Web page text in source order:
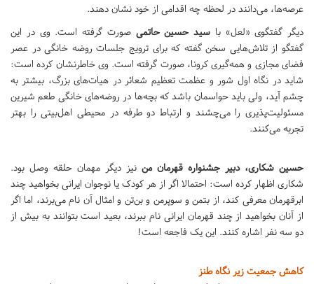
عرصه‌ها، می‌دانند در لحظه چه اقدامی از خود نشان دهند.
دیگر گفتگوی «لعل» با سید حسین حاتمیصورت گرفته است. وی در این
گفتگو از تلاش‌هایی سخن گفته که برای ترویج جلسات روضه خانگی در عصر
فضای مجازی و همه‌گیری کرونا، صورت گرفته است. وی خاطرنشان کرده است:
شاید در نگاه اول شور و عظمت تعظیم شعائر در هیات‌های بزرگ، بیشتر به
چشم آید، ولی باید حواسمان باشد که بچه‌ها در روضه‌های خانگی طعم شیرین
مسئولیت‌پذیری را می‌چشند و ارتباط دو طرفه در محیطی اهل‌بیتی را بهتر
تجربه می‌کنند.
حسین شکاری، دبیر جشنواره قهرمان من نیز دیگر مهمان حلقه وصل بود.
شکاری اظهار کرده است: احتمالا اگر از هر کودک یا نوجوان ایرانی بخواهید چند
ابرقهرمان معرفی کند، از بتمن و سوپرمن و بن‌تن و امثال آن نام می‌برند، اما اگر
از آنان بخواهید از چند قهرمان ایرانی نام ببرند، بعید است بتوانند به بیش از
دو سه نفر اشاره کنند. این یک فاجعه است!
کاهش جمعیت زیر نگاه طنز